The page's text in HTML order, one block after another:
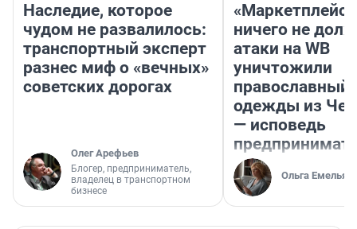
Наследие, которое
чудом не развалилось:
транспортный эксперт
разнес миф о «вечных»
советских дорогах
Олег Арефьев
Блогер, предприниматель,
владелец в транспортном
бизнесе
«Маркетплейс
ничего не
атаки на WB
уничтожили
православный
одежды из
— исповедь
Ольга